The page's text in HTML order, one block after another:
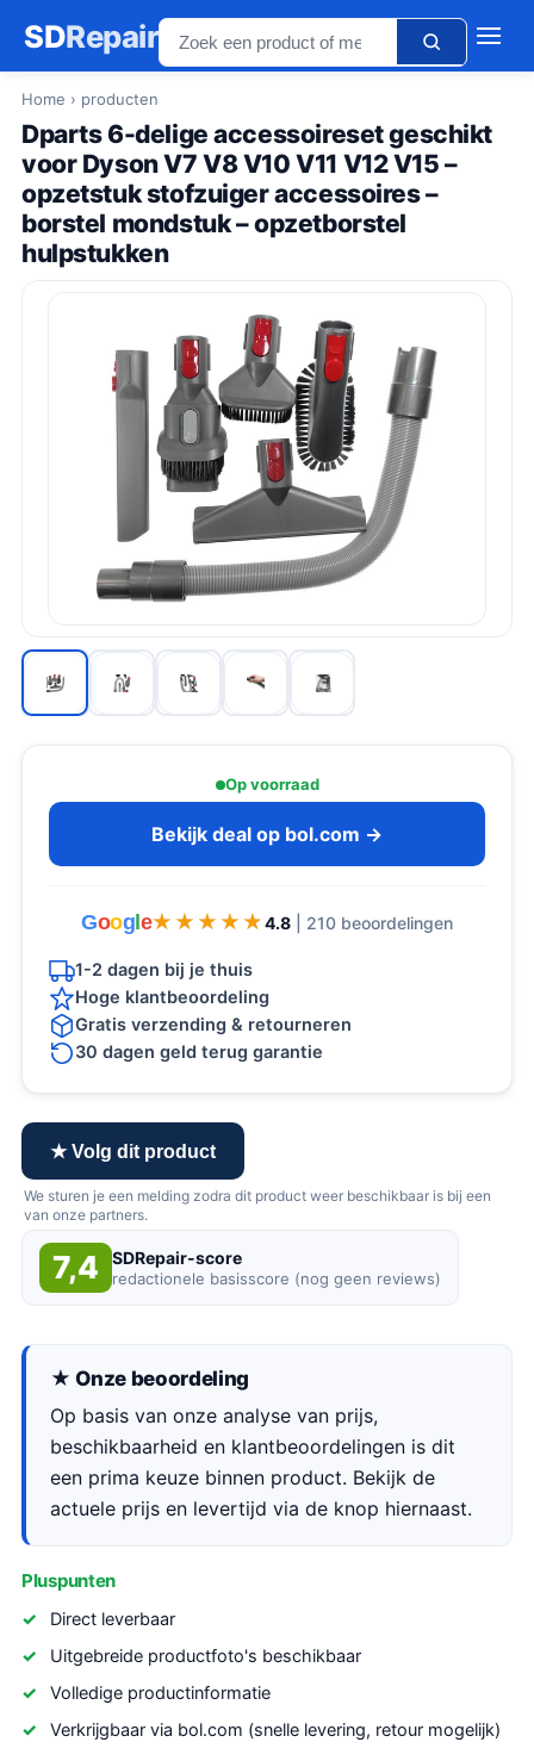
SDRepair
Home › producten
Dparts 6-delige accessoireset geschikt
voor Dyson V7 V8 V10 V11 V12 V15 –
opzetstuk stofzuiger accessoires –
borstel mondstuk – opzetborstel
hulpstukken
Op voorraad
Bekijk deal op bol.com →
Goog e★★★★★
★★★★★ 4.8 | 210 beoordelingen
1-2 dagen bij je thuis
Hoge klantbeoordeling
Gratis verzending & retourneren
30 dagen geld terug garantie
★ Volg dit product
We sturen je een melding zodra dit product weer beschikbaar is bij een
van onze partners.
7,4 SDRepair-score
redactionele basisscore (nog geen reviews)
★ Onze beoordeling
Op basis van onze analyse van prijs,
beschikbaarheid en klantbeoordelingen is dit
een prima keuze binnen product. Bekijk de
actuele prijs en levertijd via de knop hiernaast.
Pluspunten
Direct leverbaar
Uitgebreide productfoto's beschikbaar
Volledige productinformatie
Verkrijgbaar via bol.com (snelle levering, retour mogelijk)